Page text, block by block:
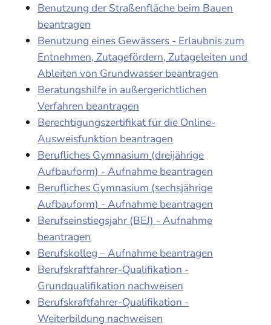
Benutzung der Straßenfläche beim Bauen
beantragen
Benutzung eines Gewässers - Erlaubnis zum
Entnehmen, Zutagefördern, Zutageleiten und
Ableiten von Grundwasser beantragen
Beratungshilfe in außergerichtlichen
Verfahren beantragen
Berechtigungszertifikat für die Online-
Ausweisfunktion beantragen
Berufliches Gymnasium (dreijährige
Aufbauform) - Aufnahme beantragen
Berufliches Gymnasium (sechsjährige
Aufbauform) - Aufnahme beantragen
Berufseinstiegsjahr (BEJ) - Aufnahme
beantragen
Berufskolleg – Aufnahme beantragen
Berufskraftfahrer-Qualifikation -
Grundqualifikation nachweisen
Berufskraftfahrer-Qualifikation -
Weiterbildung nachweisen